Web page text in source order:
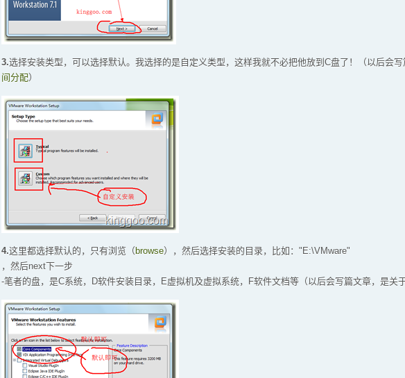
3.选择安装类型，可以选择默认。我选择的是自定义类型，这样我就不必把他放到C盘了！（以后会
间分配）
4.这里都选择默认的，只有浏览（ browse），然后选择安装的目录，比如："E:\VMware"
，然后next下一步
-笔者的盘，是C系统，D软件安装目录，E虚拟机及虚拟系统，F软件文档等（以后会写篇文章，是关